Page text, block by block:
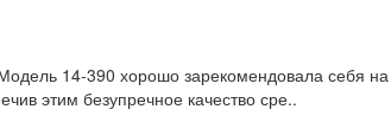
14-390 хорошо зарекомендовала себя
этим безупречное качество сре..